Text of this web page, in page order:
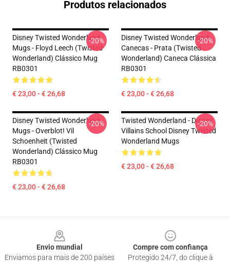
Produtos relacionados
Disney Twisted Wonderland
Mugs - Floyd Leech (Twisted
Wonderland) Clássico Mug
RB0301
€ 23,00 - € 26,68
-20%
Disney Twisted Wonderland
Canecas - Prata (Twisted
Wonderland) Caneca Clássica
RB0301
€ 23,00 - € 26,68
-20%
Disney Twisted Wonderland
Mugs - Overblot! Vil
Schoenheit (Twisted
Wonderland) Clássico Mug
RB0301
€ 23,00 - € 26,68
-20%
Twisted Wonderland - Disney
Villains School Disney Twisted
Wonderland Mugs
€ 23,00 - € 26,68
-20%
Envio mundial
Enviamos para mais de 200 países
Compre com confiança
Protegido 24/7, do clique à